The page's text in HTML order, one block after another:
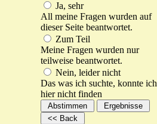
Ja, sehr
All meine Fragen wurden auf
dieser Seite beantwortet.
Zum Teil
Meine Fragen wurden nur
teilweise beantwortet.
Nein, leider nicht
Das was ich suchte, konnte ich
hier nicht finden